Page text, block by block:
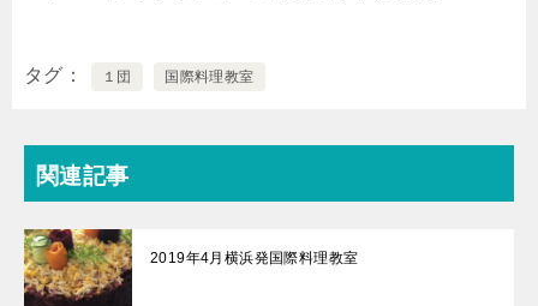
タグ １団 国際料理教室
関連記事
2019年4月横浜発国際料理教室